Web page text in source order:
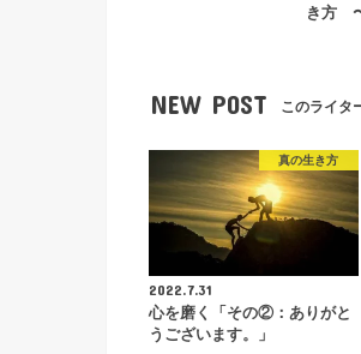
き方
NEW POST このライタ
真の生き方
2022.7.31
心を磨く「その②：ありがと
うございます。」